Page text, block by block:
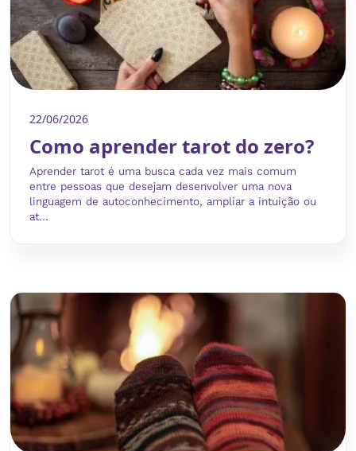
22/06/2026
Como aprender tarot do zero?
Aprender tarot é uma busca cada vez mais comum
entre pessoas que desejam desenvolver uma nova
linguagem de autoconhecimento, ampliar a intuição ou
at...